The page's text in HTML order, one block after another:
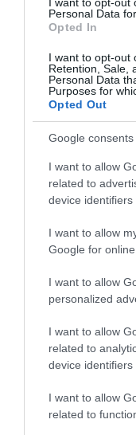
Personal Data
Opted In
I want to opt-out
Retention, Sale,
Personal Data
Purposes for
Opted Out
Google consents
I want to allow
related to
device identifiers
I want to allow
Google for
I want to allow
personalized
I want to allow
related to
device identifiers
I want to allow
related to
ΡΟΗ
Το
από την ΕΕ έργο
Gaming Police”
ενισχύει την
διαδίκτυο
31.07.2026
ΑΑΔΕ: Διευκρινίσεις
για τα πρόστιμα
παραβάσεις που
αφορούν τους
Σ. Καλαφάτης: «Η
δεν είναι απλώς
νέα τεχνολογία,
μια νέα βιομηχανική
επανάσταση»
31.07.2026
Νέος οδηγός του
για τη
των ελληνικών
χώρο της άμυνας
31.07.2026